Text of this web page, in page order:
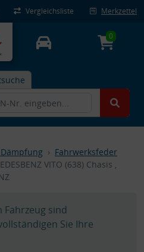
Vergleichsliste Merkzettel
0
Fahrwerksfeder
VITO (638) Chasis ,
Fahrzeug sind
Sie Ihre